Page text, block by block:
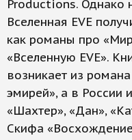
Productions. Однако
Вселенная EVE
как романы про
«Вселенную EVE».
возникает из
эмирей», а в России
«Шахтер», «Дан»,
Скифа